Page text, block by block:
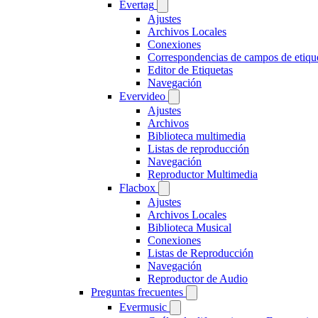
Evertag
Ajustes
Archivos Locales
Conexiones
Correspondencias de campos de
Editor de Etiquetas
Navegación
Evervideo
Ajustes
Archivos
Biblioteca multimedia
Listas de reproducción
Navegación
Reproductor Multimedia
Flacbox
Ajustes
Archivos Locales
Biblioteca Musical
Conexiones
Listas de Reproducción
Navegación
Reproductor de Audio
Preguntas frecuentes
Evermusic